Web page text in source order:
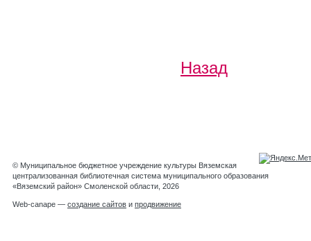
Назад
© Муниципальное бюджетное учреждение культуры Вяземская
централизованная библиотечная система муниципального образования
«Вяземский район» Смоленской области, 2026
Web-canape — создание сайтов и продвижение